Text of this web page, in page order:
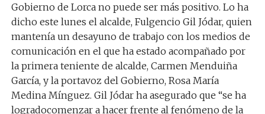
Gobierno de Lorca no puede ser más positivo. Lo ha
dicho este lunes el alcalde, Fulgencio Gil Jódar, quien
mantenía un desayuno de trabajo con los medios de
comunicación en el que ha estado acompañado por
la primera teniente de alcalde, Carmen Menduiña
García, y la portavoz del Gobierno, Rosa María
Medina Mínguez. Gil Jódar ha asegurado que “se ha
logradocomenzar a hacer frente al fenómeno de la